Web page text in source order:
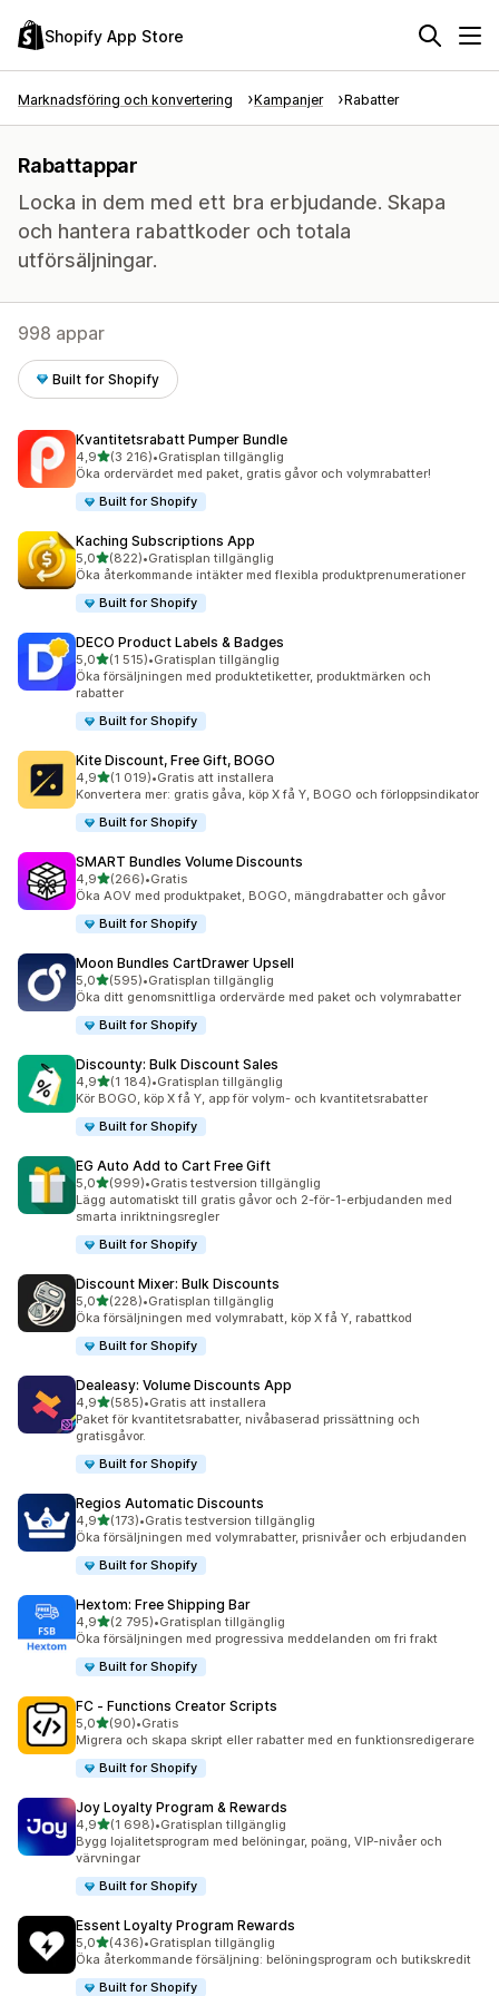
Shopify App Store
Marknadsföring och konvertering Kampanjer Rabatter
Rabattappar
Locka in dem med ett bra erbjudande. Skapa
och hantera rabattkoder och totala
utförsäljningar.
998 appar
Built for Shopify
Kvantitetsrabatt Pumper Bundle
4,9av 5 stjärnor
(3 216)
3216 recensioner totalt
•Gratisplan tillgänglig
Öka ordervärdet med paket, gratis gåvor och volymrabatter!
Built for Shopify
Kaching Subscriptions App
5,0av 5 stjärnor
(822)
822 recensioner totalt
•Gratisplan tillgänglig
Öka återkommande intäkter med flexibla produktprenumerationer
Built for Shopify
DECO Product Labels & Badges
5,0av 5 stjärnor
(1 515)
1515 recensioner totalt
•Gratisplan tillgänglig
Öka försäljningen med produktetiketter, produktmärken och
rabatter
Built for Shopify
Kite Discount, Free Gift, BOGO
4,9av 5 stjärnor
(1 019)
1019 recensioner totalt
•Gratis att installera
Konvertera mer: gratis gåva, köp X få Y, BOGO och förloppsindikator
Built for Shopify
SMART Bundles Volume Discounts
4,9av 5 stjärnor
(266)
266 recensioner totalt
•Gratis
Öka AOV med produktpaket, BOGO, mängdrabatter och gåvor
Built for Shopify
Moon Bundles CartDrawer Upsell
5,0av 5 stjärnor
(595)
595 recensioner totalt
•Gratisplan tillgänglig
Öka ditt genomsnittliga ordervärde med paket och volymrabatter
Built for Shopify
Discounty: Bulk Discount Sales
4,9av 5 stjärnor
(1 184)
1184 recensioner totalt
•Gratisplan tillgänglig
Kör BOGO, köp X få Y, app för volym- och kvantitetsrabatter
Built for Shopify
EG Auto Add to Cart Free Gift
5,0av 5 stjärnor
(999)
999 recensioner totalt
•Gratis testversion tillgänglig
Lägg automatiskt till gratis gåvor och 2-för-1-erbjudanden med
smarta inriktningsregler
Built for Shopify
Discount Mixer: Bulk Discounts
5,0av 5 stjärnor
(228)
228 recensioner totalt
•Gratisplan tillgänglig
Öka försäljningen med volymrabatt, köp X få Y, rabattkod
Built for Shopify
Dealeasy: Volume Discounts App
4,9av 5 stjärnor
(585)
585 recensioner totalt
•Gratis att installera
Paket för kvantitetsrabatter, nivåbaserad prissättning och
gratisgåvor.
Built for Shopify
Regios Automatic Discounts
4,9av 5 stjärnor
(173)
173 recensioner totalt
•Gratis testversion tillgänglig
Öka försäljningen med volymrabatter, prisnivåer och erbjudanden
Built for Shopify
Hextom: Free Shipping Bar
4,9av 5 stjärnor
(2 795)
2795 recensioner totalt
•Gratisplan tillgänglig
Öka försäljningen med progressiva meddelanden om fri frakt
Built for Shopify
FC ‑ Functions Creator Scripts
5,0av 5 stjärnor
(90)
90 recensioner totalt
•Gratis
Migrera och skapa skript eller rabatter med en funktionsredigerare
Built for Shopify
Joy Loyalty Program & Rewards
4,9av 5 stjärnor
(1 698)
1698 recensioner totalt
•Gratisplan tillgänglig
Bygg lojalitetsprogram med belöningar, poäng, VIP-nivåer och
värvningar
Built for Shopify
Essent Loyalty Program Rewards
5,0av 5 stjärnor
(436)
436 recensioner totalt
•Gratisplan tillgänglig
Öka återkommande försäljning: belöningsprogram och butikskredit
Built for Shopify